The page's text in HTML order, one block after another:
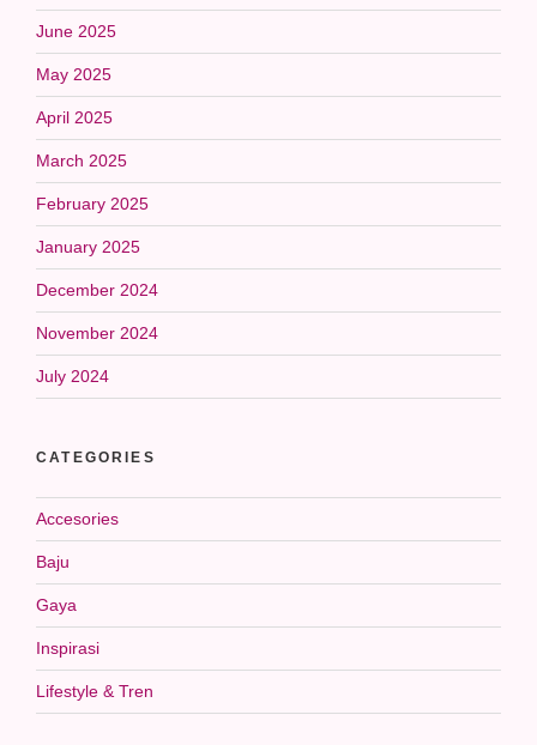
June 2025
May 2025
April 2025
March 2025
February 2025
January 2025
December 2024
November 2024
July 2024
CATEGORIES
Accesories
Baju
Gaya
Inspirasi
Lifestyle & Tren